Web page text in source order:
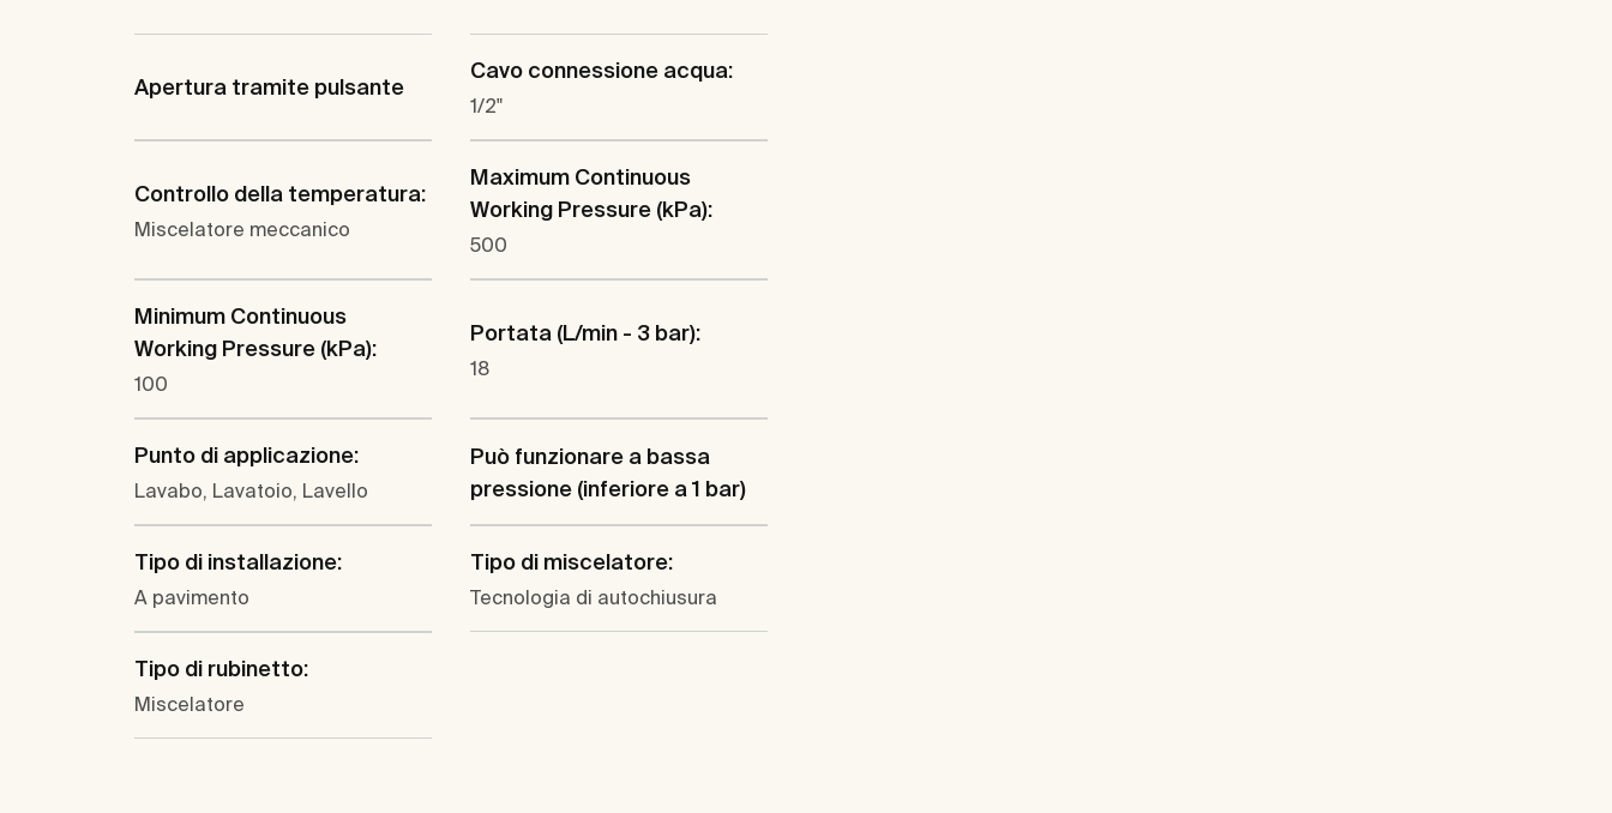
Apertura tramite pulsante
Cavo connessione acqua:
1/2"
Controllo della temperatura:
Miscelatore meccanico
Maximum Continuous
Working Pressure (kPa):
500
Minimum Continuous
Working Pressure (kPa):
100
Portata (L/min - 3 bar):
18
Punto di applicazione:
Lavabo, Lavatoio, Lavello
Può funzionare a bassa
pressione (inferiore a 1 bar)
Tipo di installazione:
A pavimento
Tipo di miscelatore:
Tecnologia di autochiusura
Tipo di rubinetto:
Miscelatore